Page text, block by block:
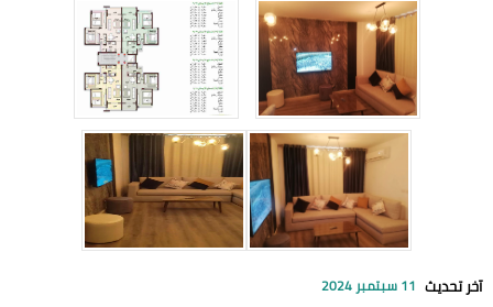
آخر تحديث 11 سبتمبر 2024